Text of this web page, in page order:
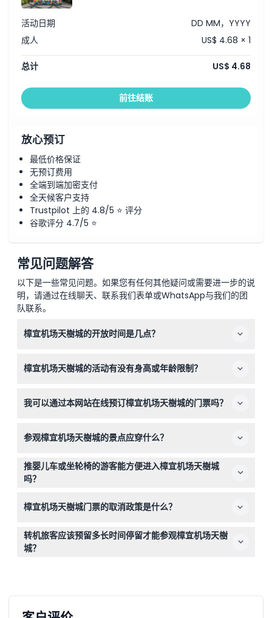
活动日期
DD MM，YYYY
成人
US$ 4.68 × 1
总计 US$ 4.68
前往结账
放心预订
最低价格保证
无预订费用
全端到端加密支付
全天候客户支持
Trustpilot 上的 4.8/5 ⭐ 评分
谷歌评分 4.7/5 ⭐
常见问题解答
以下是一些常见问题。如果您有任何其他疑问或需要进一步的说
明，请通过在线聊天、联系我们表单或WhatsApp与我们的团
队联系。
樟宜机场天樹城的开放时间是几点？
9:00，最后入场时间为关闭前30分钟。树冠公园的开放时
——请在预订时确认）
樟宜机场天樹城的活动有没有身高或年龄限制？
至12岁的儿童必须由付费的成人陪同，3岁以下儿童免费入
我可以通过本网站在线预订樟宜机场天樹城的门票吗？
以实时查看可用性并确保进入各种景点。
参观樟宜机场天樹城的景点应穿什么？
最好穿长裤或短裤，配戴舒适的包裹式鞋子，以充分享受包
括树冠公园在内的各种活动。
推婴儿车或坐轮椅的游客能方便进入樟宜机场天樹城
吗？
动需求的家庭和游客也能轻松游览景点。
樟宜机场天樹城门票的取消政策是什么？
樟宜机场天樹城的门票不可退款，且在任何情况下均不可取
消。
转机旅客应该预留多长时间停留才能参观樟宜机场天樹
城？